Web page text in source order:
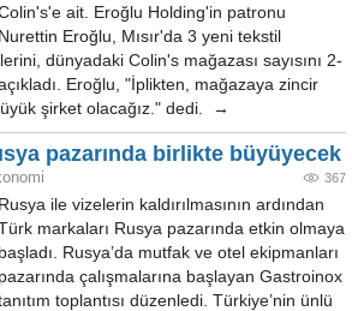
ait. Eroğlu Holding'in patronu
Nurettin Eroğlu, Mısır'da 3 yeni tekstil
dünyadaki Colin's mağazası sayısını 2-
Eroğlu, "İplikten, mağazaya zincir
şirket olacağız." dedi. →
pazarında birlikte büyüyecek
367
Rusya ile vizelerin kaldırılmasının ardından
markaları Rusya pazarında etkin olmaya
başladı. Rusya’da mutfak ve otel ekipmanları
pazarında çalışmalarına başlayan Gastroinox
toplantısı düzenledi. Türkiye’nin ünlü